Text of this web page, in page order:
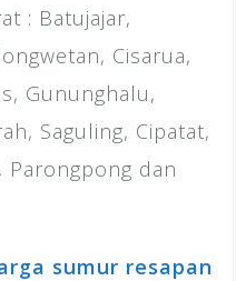
: Batujajar,
Cisarua,
Gununghalu,
Saguling, Cipatat,
Parongpong dan
sumur resapan